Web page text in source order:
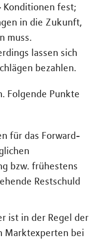
Konditionen fest;
in die Zukunft,
muss.
lassen sich
bezahlen.
Folgende Punkte
für das Forward-
bzw. frühestens
Restschuld
ist in der Regel der
Marktexperten bei